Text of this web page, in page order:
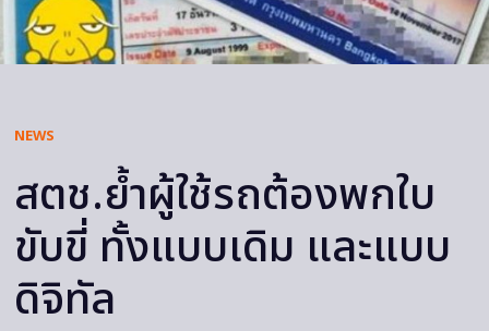
NEWS
สตช.ย้ำผู้ใช้รถต้องพกใบ
ขับขี่ ทั้งแบบเดิม และแบบ
ดิจิทัล